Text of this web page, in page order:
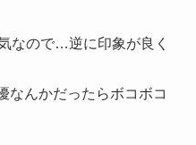
なので…逆に印象が良く
なんかだったらボコボコ